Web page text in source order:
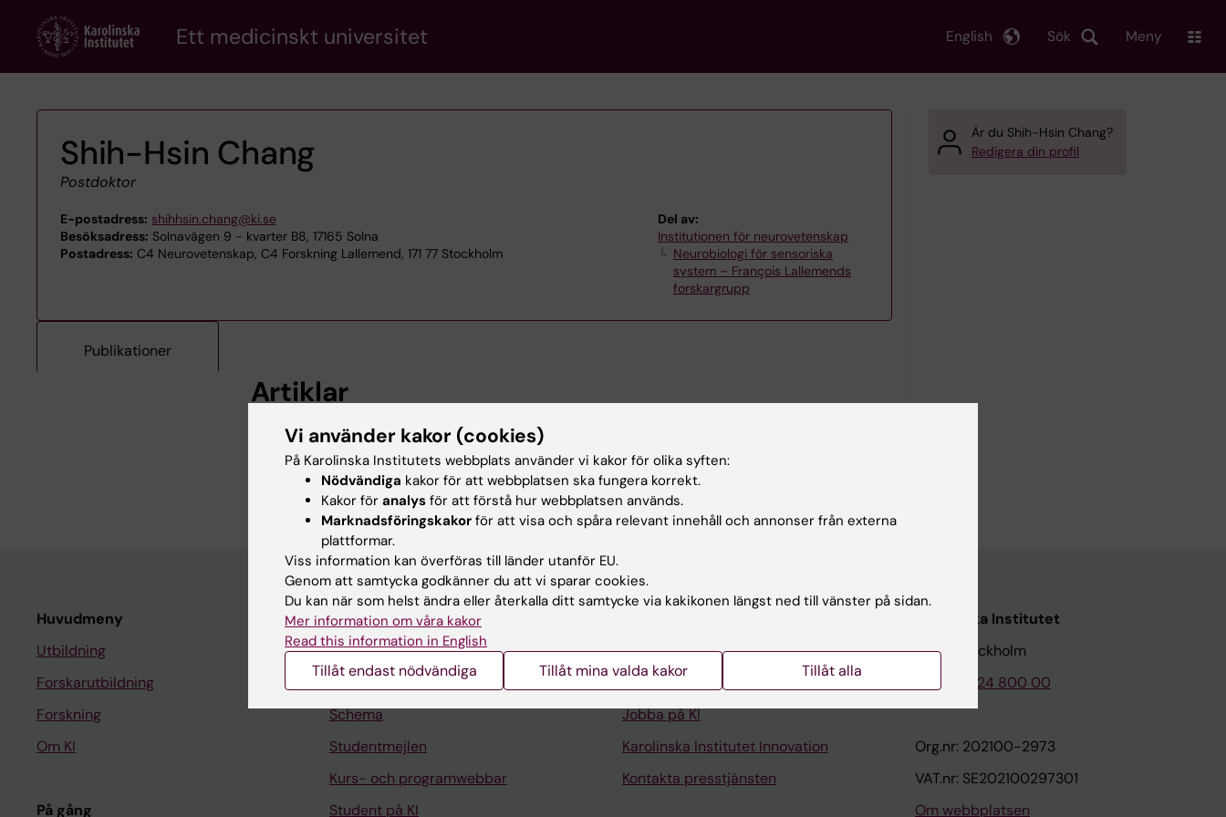
content
Ett medicinskt universitet Sök
English Meny
Shih-Hsin Chang
Postdoktor
E-postadress: shihhsin.chang@ki.se
Besöksadress: Solnavägen 9 - kvarter B8, 17165 Solna
Postadress: C4 Neurovetenskap, C4 Forskning Lallemend, 171 77 Stockholm
Del av:
Institutionen för neurovetenskap
Neurobiologi för sensoriska
system – François Lallemends
forskargrupp
Publikationer
Artiklar
ARTICLE:COMMUNICATIONS BIOLOGY.2025;8(1):1469
Role of CaMKIIa reticular neurons of caudal medulla in control of posture
Zelenin PV; Lyalka VF; Chang S-H; Lallemend F; Deliagina TG; Hsu L-J
Är du Shih-Hsin Chang?
Redigera din profil
Huvudmeny
Utbildning
Forskarutbildning
Forskning
Om KI
På gång
Student
Ladok
Canvas
Schema
Studentmejlen
Kurs- och programwebbar
Student på KI
Universitetsbiblioteket
Stöd forskning och utbildning
Jobba på KI
Karolinska Institutet Innovation
Kontakta presstjänsten
Karolinska Institutet
171 77 Stockholm
Tel: 08-524 800 00
Org.nr: 202100-2973
VAT.nr: SE202100297301
Om webbplatsen
Vi använder kakor (cookies)
På Karolinska Institutets webbplats använder vi kakor för olika syften:
Nödvändiga kakor för att webbplatsen ska fungera korrekt.
Kakor för analys för att förstå hur webbplatsen används.
Marknadsföringskakor för att visa och spåra relevant innehåll och annonser från externa
plattformar.
Viss information kan överföras till länder utanför EU.
Genom att samtycka godkänner du att vi sparar cookies.
Du kan när som helst ändra eller återkalla ditt samtycke via kakikonen längst ned till vänster på sidan.
Mer information om våra kakor
Read this information in English
Tillåt endast nödvändiga Tillåt mina valda kakor Tillåt alla